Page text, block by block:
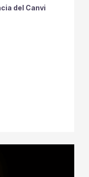
del Canvi